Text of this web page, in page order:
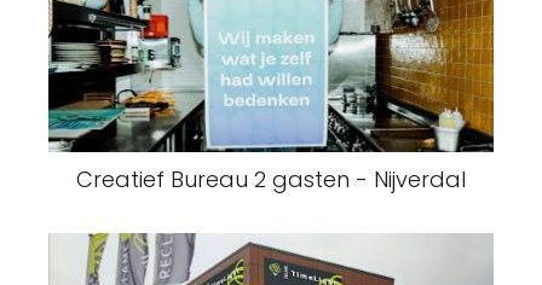
Creatief Bureau 2 gasten - Nijverdal